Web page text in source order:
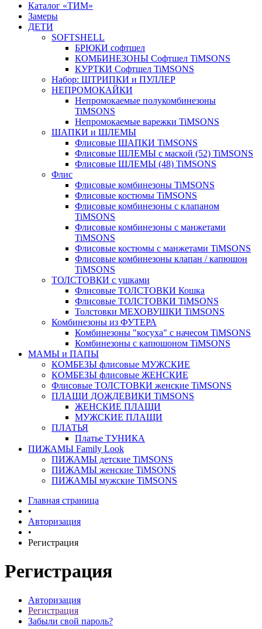
Каталог «ТИМ»
Замеры
ДЕТИ
SOFTSHELL
БРЮКИ софтшел
КОМБИНЕЗОНЫ Софтшел TiMSONS
КУРТКИ Софтшел TiMSONS
Набор: ШТРИПКИ и ПУЛЛЕР
НЕПРОМОКАЙКИ
Непромокаемые полукомбинезоны
TiMSONS
Непромокаемые варежки TiMSONS
ШАПКИ и ШЛЕМЫ
Флисовые ШАПКИ TiMSONS
Флисовые ШЛЕМЫ с маской (52) TiMSONS
Флисовые ШЛЕМЫ (48) TiMSONS
Флис
Флисовые комбинезоны TiMSONS
Флисовые костюмы TiMSONS
Флисовые комбинезоны с клапаном
TiMSONS
Флисовые комбинезоны с манжетами
TiMSONS
Флисовые костюмы с манжетами TiMSONS
Флисовые комбинезоны клапан / капюшон
TiMSONS
ТОЛСТОВКИ с ушками
Флисовые ТОЛСТОВКИ Кошка
Флисовые ТОЛСТОВКИ TiMSONS
Толстовки МЕХОВУШКИ TiMSONS
Комбинезоны из ФУТЕРА
Комбинезоны "косуха" с начесом TiMSONS
Комбинезоны с капюшоном TiMSONS
МАМЫ и ПАПЫ
КОМБЕЗЫ флисовые МУЖСКИЕ
КОМБЕЗЫ флисовые ЖЕНСКИЕ
Флисовые ТОЛСТОВКИ женские TiMSONS
ПЛАЩИ ДОЖДЕВИКИ TiMSONS
ЖЕНСКИЕ ПЛАЩИ
МУЖСКИЕ ПЛАЩИ
ПЛАТЬЯ
Платье ТУНИКА
ПИЖАМЫ Family Look
ПИЖАМЫ детские TiMSONS
ПИЖАМЫ женские TiMSONS
ПИЖАМЫ мужские TiMSONS
Главная страница
•
Авторизация
•
Регистрация
Регистрация
Авторизация
Регистрация
Забыли свой пароль?